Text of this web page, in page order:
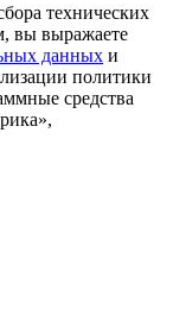
технических
вы выражаете
данных и
политики
средства